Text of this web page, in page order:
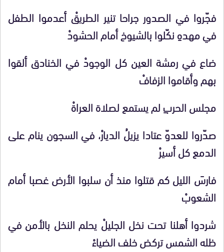
فجّروا في الصدور جراحا تنير الطريقْ أعدموا الطفل
في مهدهِ نكّلوابالشيوخ أمام الحشودْ
ضاع في رمشة العين كل الوجودْ في الخنادق ألقوا
بهم وأقاموا الزفافْ
مجلس الحربِ لم يستمع لصلاة العراةْ
صدّروا للعدوّ عتادا يزيلُ الديارْ، في السجون ينام على
الدمع كل أسيرْ
فارسَ الليل كم قتلوا منذ أن سلبوا الأرض غصبا أمام
الشعوبْ
شردوا أهلنا تحت نخل الجليلْ يحلم النخل بالأمن في
ظله الشمستركض خلف الضياءْ